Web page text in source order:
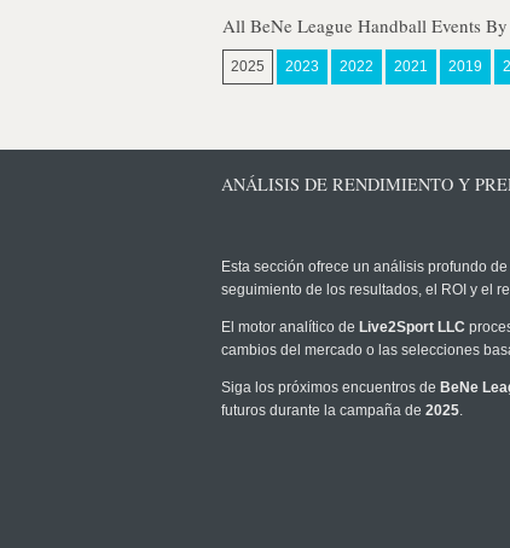
All BeNe League Handball Events By
2025 2023 2022 2021 2019
ANÁLISIS DE RENDIMIENTO Y
Esta sección ofrece un análisis profundo
seguimiento de los resultados, el ROI y el
El motor analítico de Live2Sport LLC
cambios del mercado o las selecciones
Siga los próximos encuentros de BeNe
futuros durante la campaña de 2025.